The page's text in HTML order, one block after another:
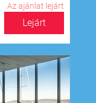
Az ajánlat lejárt
Lejárt